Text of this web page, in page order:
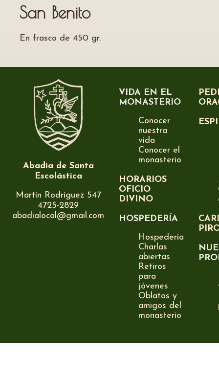
San Benito
En frasco de 450 gr.
Abadía de Santa
Escolástica
Martín Rodríguez 547
4725-2829
abadialocal@gmail.com
VIDA EN EL
MONASTERIO
Conocer
nuestra
vida
Conocer el
monasterio
HORARIOS
OFICIO
DIVINO
HOSPEDERÍA
Hospedería
Charlas
abiertas
Retiros
para
jóvenes
Oblatos y
amigos del
monasterio